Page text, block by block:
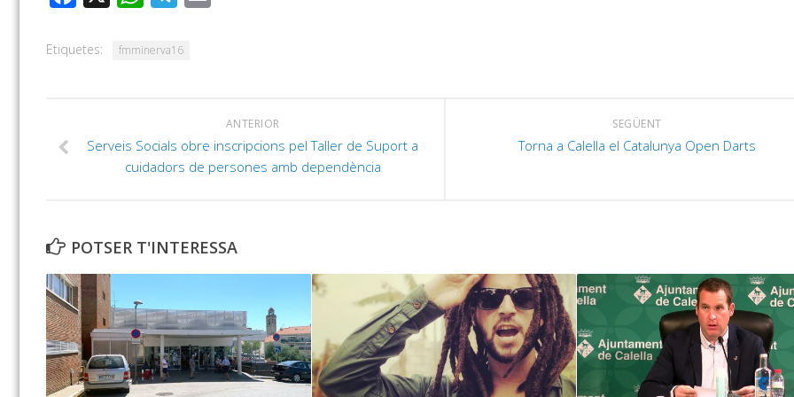
Etiquetes: fmminerva16
SEGÜENT
Torna a Calella el Catalunya Open Darts
ANTERIOR
Serveis Socials obre inscripcions pel Taller de Suport a
cuidadors de persones amb dependència
POTSER T'INTERESSA